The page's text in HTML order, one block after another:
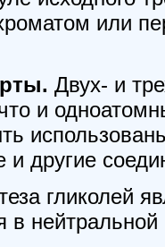
или
Двух- и
и
и другие
гликолей
в